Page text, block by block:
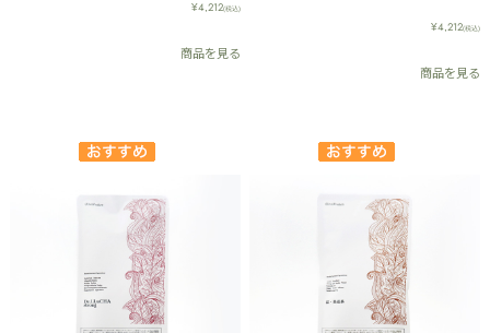
¥4,212(税込)
商品を見る
¥4,212(税込)
商品を見る